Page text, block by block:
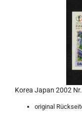
Korea Japan 2002
original